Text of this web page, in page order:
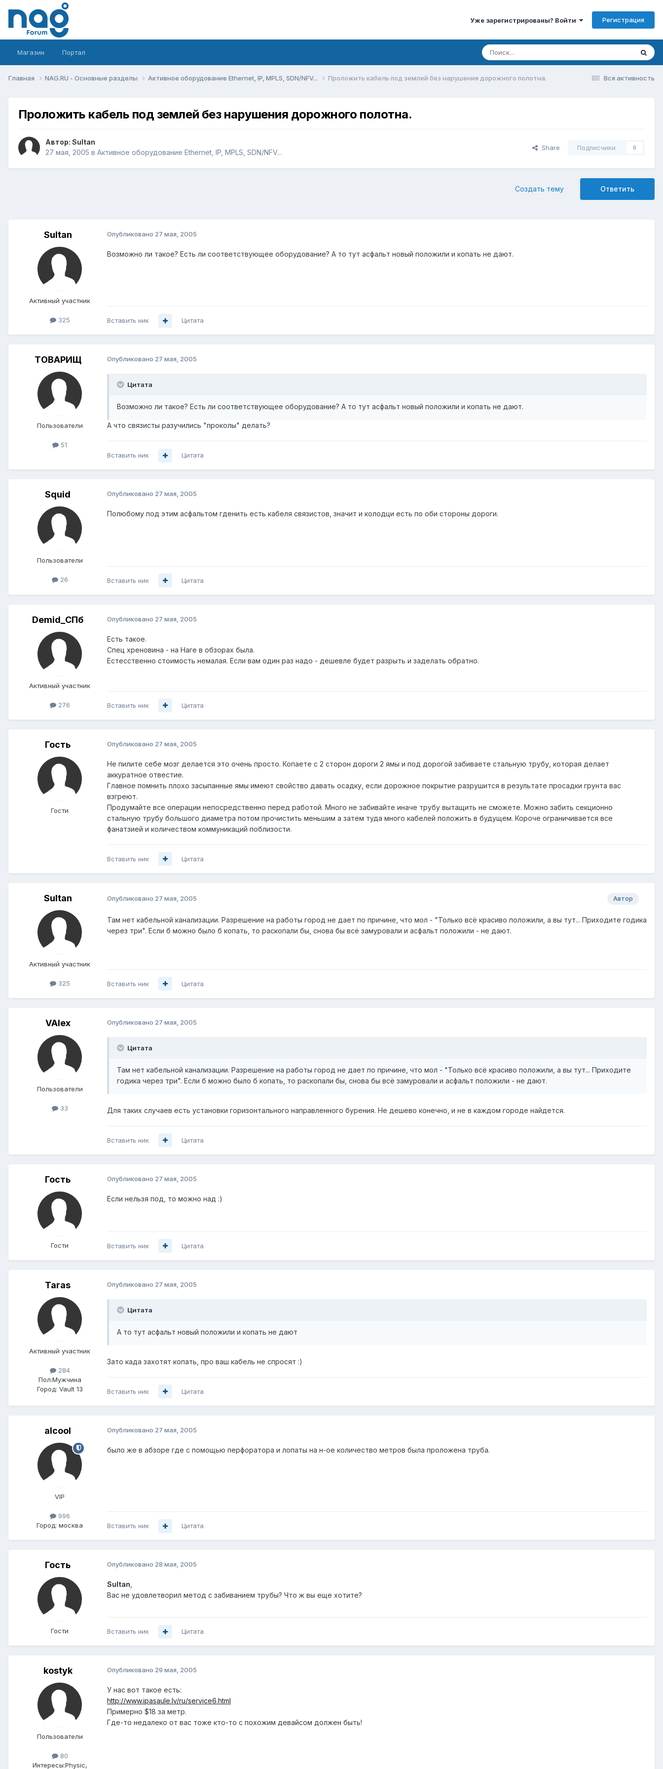
Уже зарегистрированы? Войти Регистрация
Магазин Портал
Вся активность
Главная NAG.RU - Основные разделы Активное оборудование Ethernet, IP, MPLS, SDN/NFV... Проложить кабель под землей без нарушения дорожного полотна.
Проложить кабель под землей без нарушения дорожного полотна.
Автор: Sultan
27 мая, 2005 в Активное оборудование Ethernet, IP, MPLS, SDN/NFV...
Share Подписчики 0
Ответить
Создать тему
Sultan
Активный участник
325
Опубликовано 27 мая, 2005
Возможно ли такое? Есть ли соответствующее оборудование? А то тут асфальт новый положили и копать не дают.
Вставить ник Цитата
TОВАРИЩ
Пользователи
51
Опубликовано 27 мая, 2005
Цитата
Возможно ли такое? Есть ли соответствующее оборудование? А то тут асфальт новый положили и копать не дают.
А что связисты разучились "проколы" делать?
Вставить ник Цитата
Squid
Пользователи
26
Опубликовано 27 мая, 2005
Полюбому под этим асфальтом гденить есть кабеля связистов, значит и колодци есть по оби стороны дороги.
Вставить ник Цитата
Demid_СПб
Активный участник
276
Опубликовано 27 мая, 2005
Есть такое.
Спец хреновина - на Наге в обзорах была.
Естесственно стоимость немалая. Если вам один раз надо - дешевле будет разрыть и заделать обратно.
Вставить ник Цитата
Гость
Гости
Опубликовано 27 мая, 2005
Не пилите себе мозг делается это очень просто. Копаете с 2 сторон дороги 2 ямы и под дорогой забиваете стальную трубу, которая делает
аккуратное отвестие.
Главное помнить плохо засыпанные ямы имеют свойство давать осадку, если дорожное покрытие разрушится в результате просадки грунта вас
взгреют.
Продумайте все операции непосредственно перед работой. Много не забивайте иначе трубу вытащить не сможете. Можно забить секционно
стальную трубу большого диаметра потом прочистить меньшим а затем туда много кабелей положить в будущем. Короче ограничивается все
фанатзией и количеством коммуникаций поблизости.
Вставить ник Цитата
Sultan
Активный участник
325
Автор
Опубликовано 27 мая, 2005
Там нет кабельной канализации. Разрешение на работы город не дает по причине, что мол - "Только всё красиво положили, а вы тут... Приходите годика
через три". Если б можно было б копать, то раскопали бы, снова бы всё замуровали и асфальт положили - не дают.
Вставить ник Цитата
VAlex
Пользователи
33
Опубликовано 27 мая, 2005
Цитата
Там нет кабельной канализации. Разрешение на работы город не дает по причине, что мол - "Только всё красиво положили, а вы тут... Приходите
годика через три". Если б можно было б копать, то раскопали бы, снова бы всё замуровали и асфальт положили - не дают.
Для таких случаев есть установки горизонтального направленного бурения. Не дешево конечно, и не в каждом городе найдется.
Вставить ник Цитата
Гость
Гости
Опубликовано 27 мая, 2005
Если нельзя под, то можно над :)
Вставить ник Цитата
Taras
Активный участник
284
Пол:Мужчина
Город: Vault 13
Опубликовано 27 мая, 2005
Цитата
А то тут асфальт новый положили и копать не дают
Зато када захотят копать, про ваш кабель не спросят :)
Вставить ник Цитата
alcool
VIP
996
Город: москва
Опубликовано 27 мая, 2005
было же в абзоре где с помощью перфоратора и лопаты на н-ое количество метров была проложена труба.
Вставить ник Цитата
Гость
Гости
Опубликовано 28 мая, 2005
Sultan
Вас не удовлетворил метод с забиванием трубы? Что ж вы еще хотите?
Вставить ник Цитата
kostyk
Пользователи
80
Интересы:Physic,
Опубликовано 29 мая, 2005
У нас вот такое есть:
http://www.ipasaule.lv/ru/service6.html
Примерно $18 за метр.
Где-то недалеко от вас тоже кто-то с похожим девайсом должен быть!